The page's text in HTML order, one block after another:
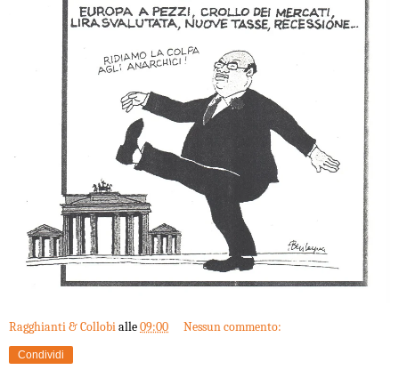
Ragghianti & Collobialle09:00 Nessun commento:
Condividi